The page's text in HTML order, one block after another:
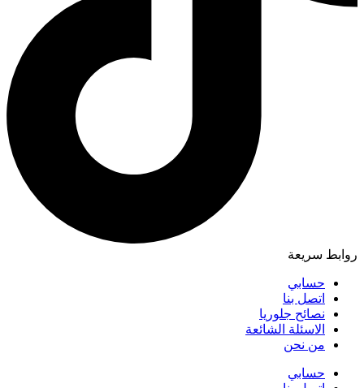
روابط سريعة
حسابي
اتصل بنا
نصائح جلوريا
الاسئلة الشائعة
من نحن
حسابي